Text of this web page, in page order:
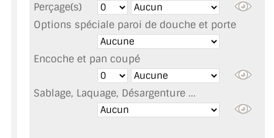
MIROIR VIEILLI
MIROIR DÉCORATIF DE COULEUR
LOTS DE MIROIRS EN MOZAÏQUE
MIROIR POUR PORTE
Perçage(s)
Options spéciale paroi de douche et porte
Encoche et pan coupé
Sablage, Laquage, Désargenture ...